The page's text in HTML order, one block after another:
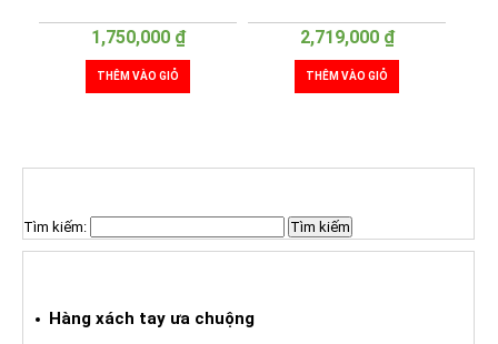
1,750,000 ₫
THÊM VÀO GIỎ
2,719,000 ₫
THÊM VÀO GIỎ
Tìm kiếm:
Hàng xách tay ưa chuộng